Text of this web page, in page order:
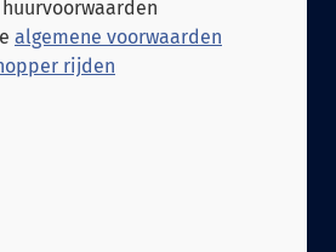
algemene voorwaarden
rijden